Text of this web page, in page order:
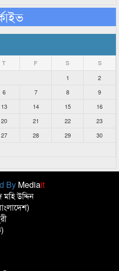
T F S S
1
2
6 7 8
9
13 14 15
16
20 21 22
23
27 28 29
30
By Mediait
মহি উদ্দিন